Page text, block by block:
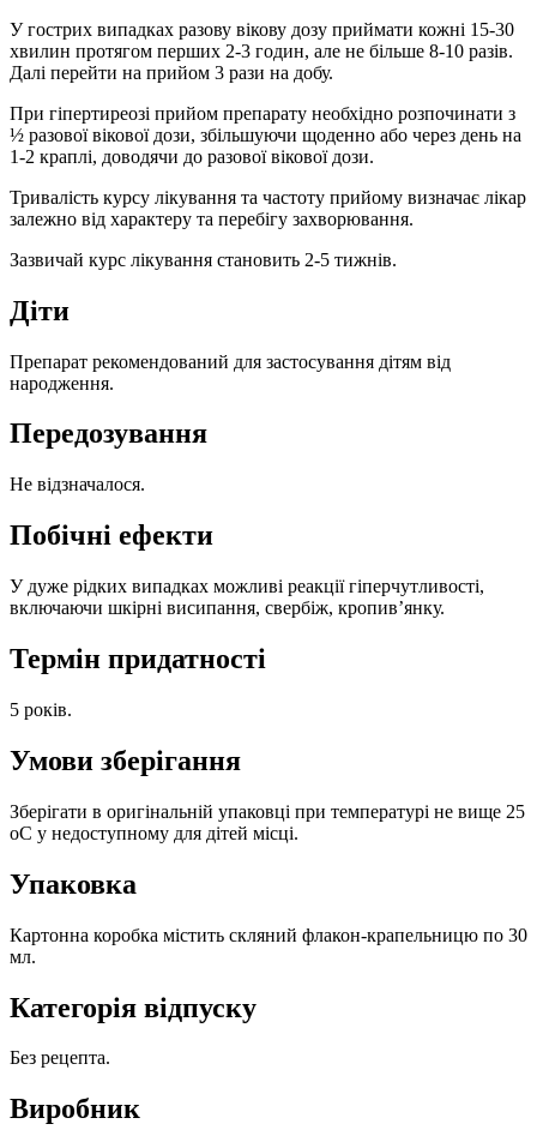
У гострих випадках разову вікову дозу приймати кожні 15-30
хвилин протягом перших 2-3 годин, але не більше 8-10 разів.
Далі перейти на прийом 3 рази на добу.
При гіпертиреозі прийом препарату необхідно розпочинати з
½ разової вікової дози, збільшуючи щоденно або через день на
1-2 краплі, доводячи до разової вікової дози.
Тривалість курсу лікування та частоту прийому визначає лікар
залежно від характеру та перебігу захворювання.
Зазвичай курс лікування становить 2-5 тижнів.
Діти
Препарат рекомендований для застосування дітям від
народження.
Передозування
Не відзначалося.
Побічні ефекти
У дуже рідких випадках можливі реакції гіперчутливості,
включаючи шкірні висипання, свербіж, кропив’янку.
Термін придатності
5 років.
Умови зберігання
Зберігати в оригінальній упаковці при температурі не вище 25
оС у недоступному для дітей місці.
Упаковка
Картонна коробка містить скляний флакон-крапельницю по 30
мл.
Категорія відпуску
Без рецепта.
Виробник